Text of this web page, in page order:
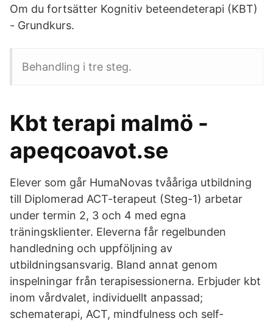
Om du fortsätter Kognitiv beteendeterapi (KBT)
- Grundkurs.
Behandling i tre steg.
Kbt terapi malmö -
apeqcoavot.se
Elever som går HumaNovas tvååriga utbildning
till Diplomerad ACT-terapeut (Steg-1) arbetar
under termin 2, 3 och 4 med egna
träningsklienter. Eleverna får regelbunden
handledning och uppföljning av
utbildningsansvarig. Bland annat genom
inspelningar från terapisessionerna. Erbjuder kbt
inom vårdvalet, individuellt anpassad;
schematerapi, ACT, mindfulness och self-